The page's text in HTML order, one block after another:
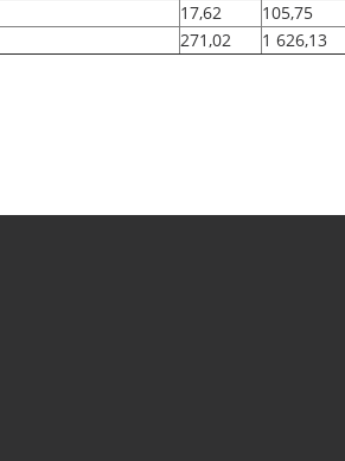
17,62
105,75
271,02 1 626,13